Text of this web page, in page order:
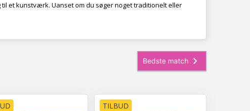
et kunstværk. Uanset om du søger noget traditionelt eller
TILBUD